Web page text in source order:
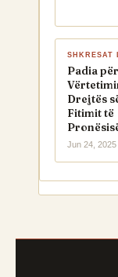
SHKRESAT
Padia për
Drejtës
Fitimit të
Jun 24, 2025